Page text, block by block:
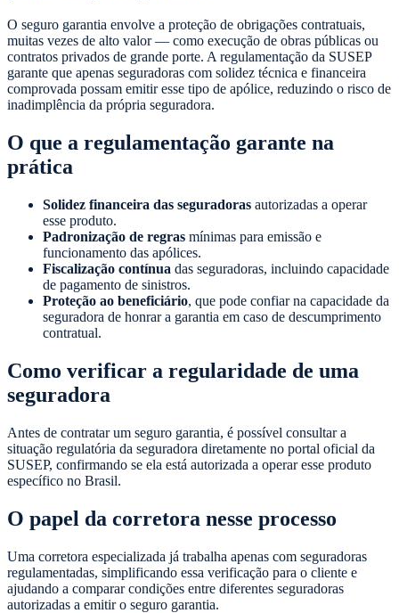
O seguro garantia envolve a proteção de obrigações contratuais,
muitas vezes de alto valor — como execução de obras públicas ou
contratos privados de grande porte. A regulamentação da SUSEP
garante que apenas seguradoras com solidez técnica e financeira
comprovada possam emitir esse tipo de apólice, reduzindo o risco de
inadimplência da própria seguradora.
O que a regulamentação garante na
prática
Solidez financeira das seguradoras autorizadas a operar
esse produto.
Padronização de regras mínimas para emissão e
funcionamento das apólices.
Fiscalização contínua das seguradoras, incluindo capacidade
de pagamento de sinistros.
Proteção ao beneficiário, que pode confiar na capacidade da
seguradora de honrar a garantia em caso de descumprimento
contratual.
Como verificar a regularidade de uma
seguradora
Antes de contratar um seguro garantia, é possível consultar a
situação regulatória da seguradora diretamente no portal oficial da
SUSEP, confirmando se ela está autorizada a operar esse produto
específico no Brasil.
O papel da corretora nesse processo
Uma corretora especializada já trabalha apenas com seguradoras
regulamentadas, simplificando essa verificação para o cliente e
ajudando a comparar condições entre diferentes seguradoras
autorizadas a emitir o seguro garantia.